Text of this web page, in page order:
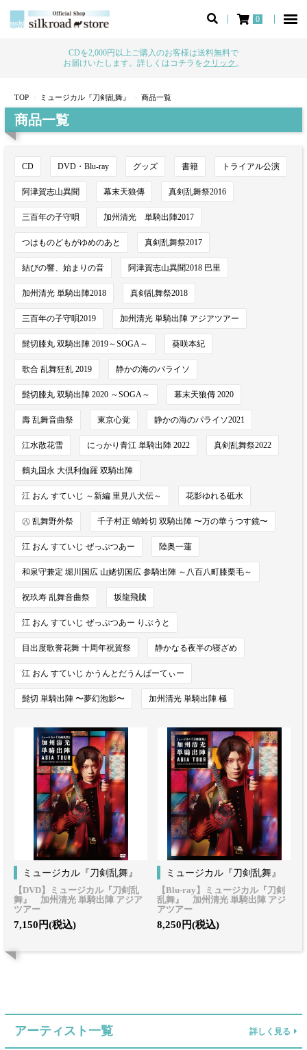
0
CDを2,000円以上ご購入のお客様は送料無料で
お届けいたします。詳しくはコチラをクリック 。
TOP ミュージカル『刀剣乱舞』 商品一覧
商品一覧
CD DVD・Blu-ray グッズ 書籍 トライアル公演
阿津賀志山異聞 幕末天狼傳 真剣乱舞祭2016
三百年の子守唄 加州清光 単騎出陣2017
つはものどもがゆめのあと 真剣乱舞祭2017
結びの響、始まりの音 阿津賀志山異聞2018 巴里
加州清光 単騎出陣2018 真剣乱舞祭2018
三百年の子守唄2019 加州清光 単騎出陣 アジアツアー
髭切膝丸 双騎出陣 2019～SOGA～ 葵咲本紀
歌合 乱舞狂乱 2019 静かの海のパライソ
髭切膝丸 双騎出陣 2020 ～SOGA～ 幕末天狼傳 2020
壽 乱舞音曲祭 東京心覚 静かの海のパライソ2021
江水散花雪 にっかり青江 単騎出陣 2022 真剣乱舞祭2022
鶴丸国永 大倶利伽羅 双騎出陣
江 おん すていじ ～新編 里見八犬伝～ 花影ゆれる砥水
㊇ 乱舞野外祭 千子村正 蜻蛉切 双騎出陣 〜万の華うつす鏡〜
江 おん すていじ ぜっぷつあー 陸奥一蓮
和泉守兼定 堀川国広 山姥切国広 参騎出陣 ～八百八町膝栗毛～
祝玖寿 乱舞音曲祭 坂龍飛騰
江 おん すていじ ぜっぷつあー りぶうと
目出度歌誉花舞 十周年祝賀祭 静かなる夜半の寝ざめ
江 おん すていじ かうんとだうんぱーてぃー
髭切 単騎出陣 〜夢幻泡影〜 加州清光 単騎出陣 極
ミュージカル『刀剣乱舞』
【DVD】ミュージカル『刀剣乱
舞』 加州清光 単騎出陣 アジア
ツアー
7,150円(税込)
ミュージカル『刀剣乱舞』
【Blu-ray】ミュージカル『刀剣
乱舞』 加州清光 単騎出陣 アジ
アツアー
8,250円(税込)
アーティスト一覧 詳しく見る